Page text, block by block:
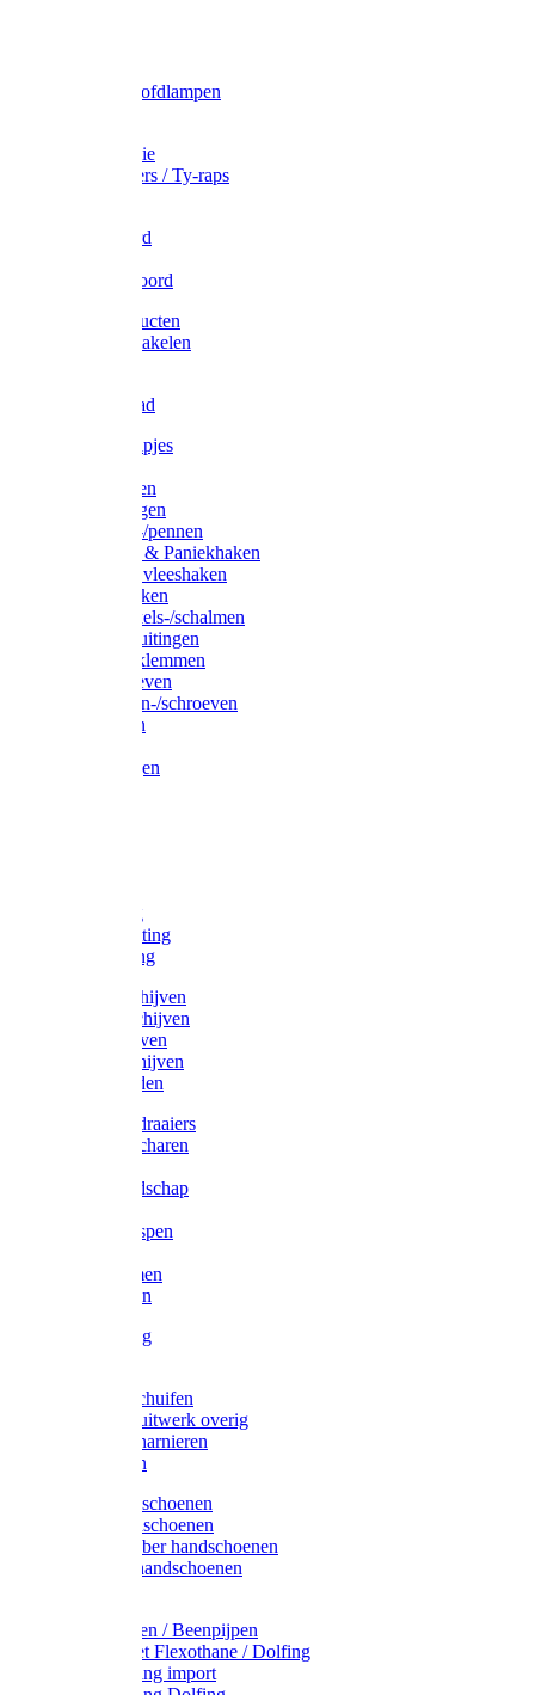
Zak- & Hoofdlampen
Tape en folie
Kabelbinders / Ty-raps
Metselkoord
Elastisch koord
Afdekproducten
Heffen en takelen
Waslijndraad
Simplexknipjes
Sleutelringen
Gelaste ringen
Borgveren-/pennen
Musketons & Paniekhaken
S-haken & vleeshaken
Karabijnhaken
Noodschakels-/schalmen
Harp-/D-sluitingen
Staaldraadklemmen
Spanschroeven
Ringmoeren-/schroeven
Puntkousen
Aanlegringen
Voetketting
Scheepsketting
Victorketting
Afbraamschijven
Doorslijpschijven
Lamelschijven
Diamantschijven
Laselektroden
Schroevendraaiers
Tangen / Scharen
Meetgereedschap
Vijlen / Raspen
Lijmklemmen
Waterpassen
Bouwbeslag
Grendels/schuifen
Hang en sluitwerk overig
Hengen/scharnieren
Scharnieren
Latex handschoenen
Leren handschoenen
PVC / Rubber handschoenen
Katoenen handschoenen
Plukmouwen / Beenpijpen
Reparatieset Flexothane / Dolfing
Regenkleding import